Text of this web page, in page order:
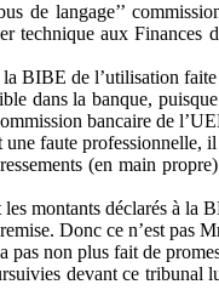
de langage’’
technique aux
BIBE de l’utilisation
dans la banque,
bancaire de
faute professionnelle,
(en main
montants déclarés à la
Donc ce n’est pas
non plus fait de
devant ce